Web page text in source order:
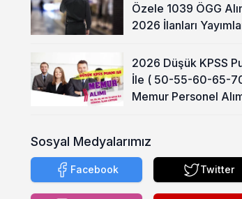
Özele 1039 ÖGG
2026 İlanları
2026 Düşük KPSS
İle ( 50-55-60-65-
Memur Personel
Sosyal Medyalarımız
Facebook Twitter